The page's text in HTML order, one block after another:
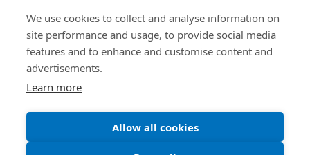
Machines voor hoveniers
Volg ons
We use cookies to collect and analyse information on
site performance and usage, to provide social media
features and to enhance and customise content and
advertisements.
Learn more
Allow all cookies